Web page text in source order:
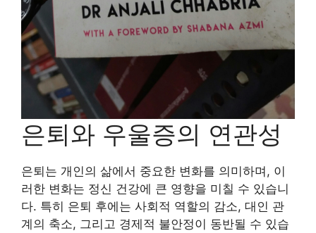
은퇴와 우울증의 연관성
은퇴는 개인의 삶에서 중요한 변화를 의미하며, 이
러한 변화는 정신 건강에 큰 영향을 미칠 수 있습니
다. 특히 은퇴 후에는 사회적 역할의 감소, 대인 관
계의 축소, 그리고 경제적 불안정이 동반될 수 있습